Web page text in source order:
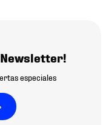
especiales